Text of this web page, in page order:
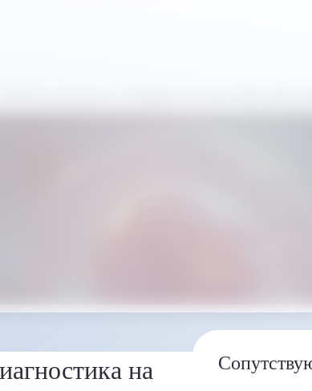
интеллекта от Ozelle на выставке WHX Labs
на